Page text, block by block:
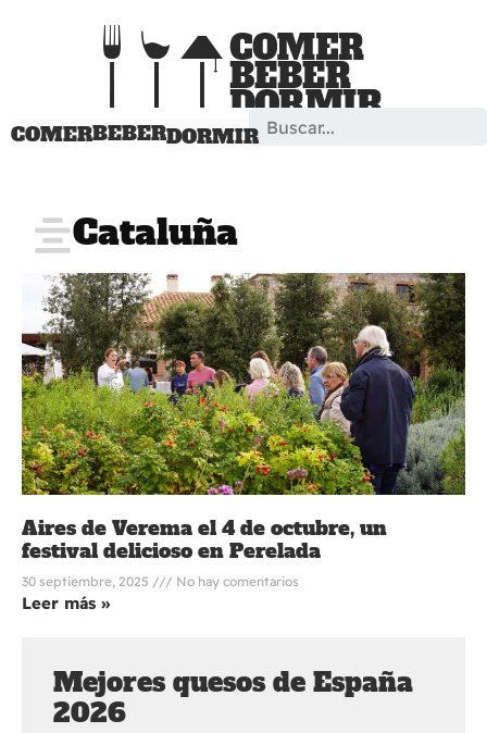
COMERBEBERDORMIR
Search
Cataluña
Aires de Verema el 4 de octubre, un
festival delicioso en Perelada
30 septiembre, 2025 No hay comentarios
Leer más »
Mejores quesos de España
2026